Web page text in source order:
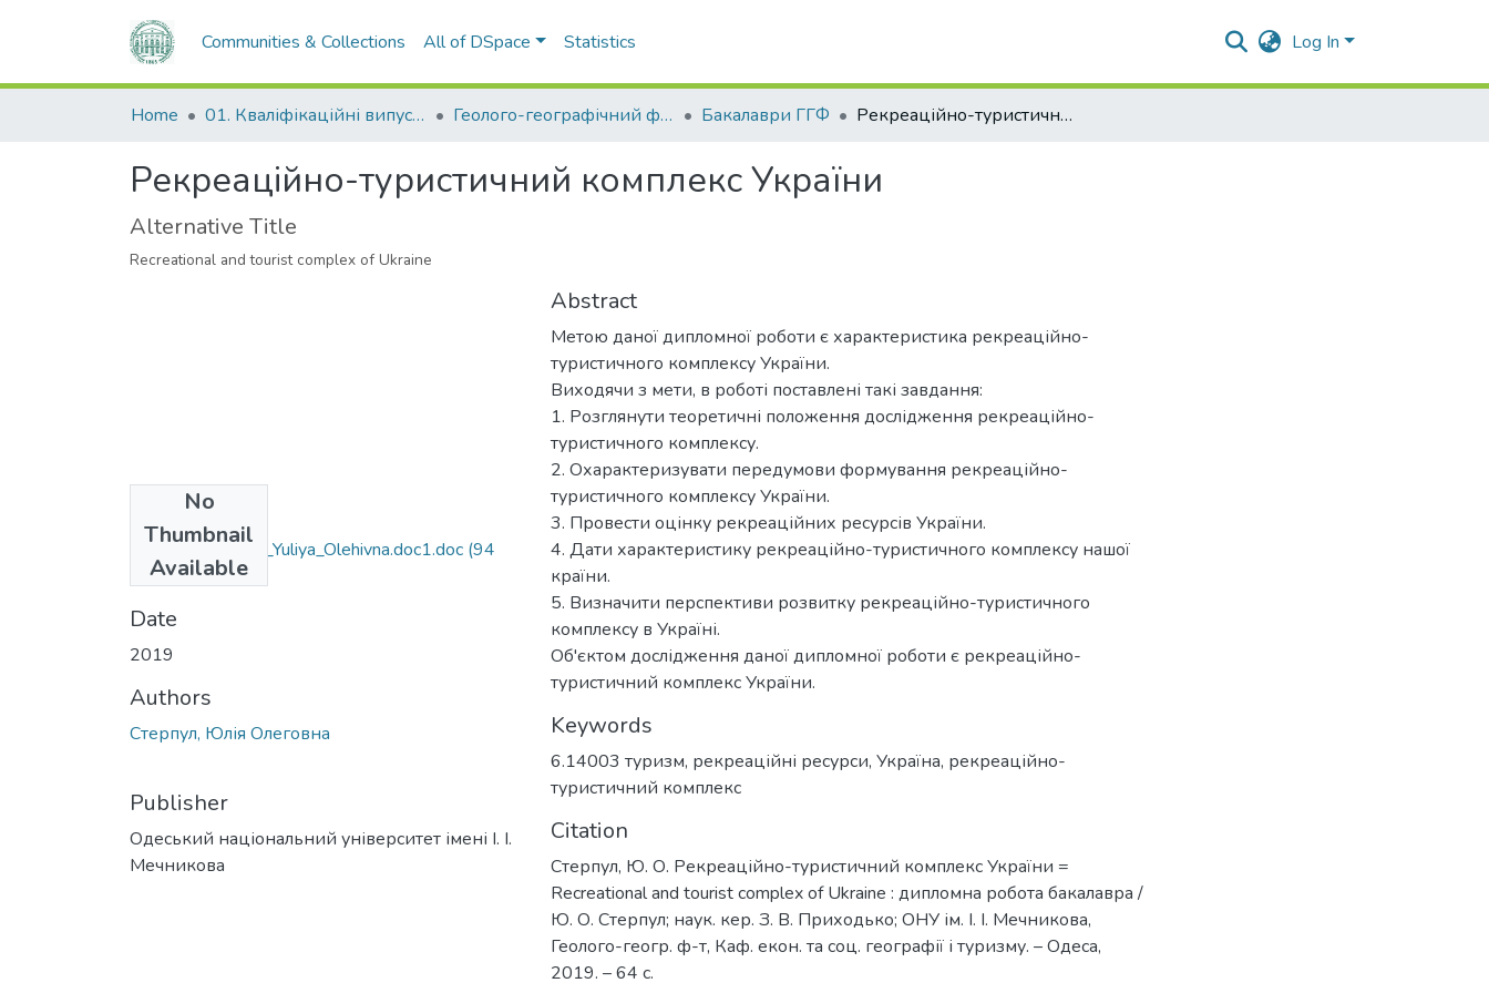
Communities & Collections All of DSpace Statistics Log In
Home 01. Кваліфікаційні випускні роботи здобувачів вищої освіти Геолого-географічний факультет Бакалаври ГГФ Рекреаційно-туристичний комплекс України
Рекреаційно-туристичний комплекс України
Alternative Title
Recreational and tourist complex of Ukraine
No
Thumbnail
Available
6.14003_Sterpul_Yuliya_Olehivna.doc1.doc (94
KB)
Date
2019
Authors
Стерпул, Юлія Олеговна
Publisher
Одеський національний університет імені І. І.
Мечникова
Abstract
Метою даної дипломної роботи є характеристика рекреаційно-
туристичного комплексу України.
Виходячи з мети, в роботі поставлені такі завдання:
1. Розглянути теоретичні положення дослідження рекреаційно-
туристичного комплексу.
2. Охарактеризувати передумови формування рекреаційно-
туристичного комплексу України.
3. Провести оцінку рекреаційних ресурсів України.
4. Дати характеристику рекреаційно-туристичного комплексу нашої
країни.
5. Визначити перспективи розвитку рекреаційно-туристичного
комплексу в Україні.
Об'єктом дослідження даної дипломної роботи є рекреаційно-
туристичний комплекс України.
Keywords
6.14003 туризм, рекреаційні ресурси, Україна, рекреаційно-
туристичний комплекс
Citation
Стерпул, Ю. О. Рекреаційно-туристичний комплекс України =
Recreational and tourist complex of Ukraine : дипломна робота бакалавра /
Ю. О. Стерпул; наук. кер. З. В. Приходько; ОНУ ім. І. І. Мечникова,
Геолого-геогр. ф-т, Каф. екон. та соц. географії і туризму. – Одеса,
2019. – 64 с.